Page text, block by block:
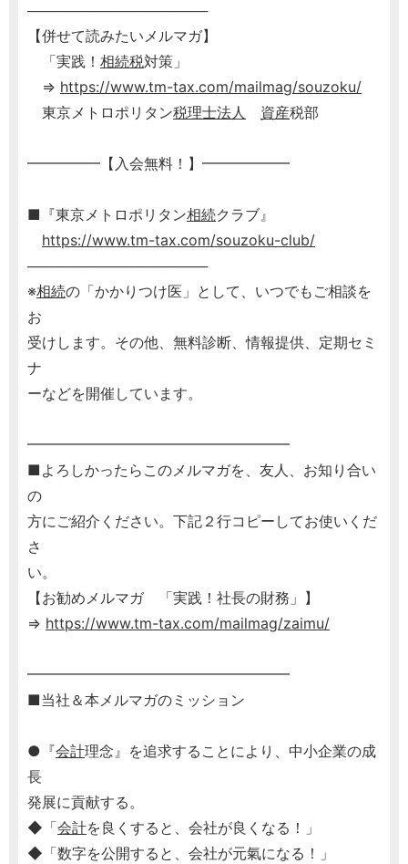
──────────────────
【併せて読みたいメルマガ】
「実践！ 相続税対策」
⇒ https://www.tm-tax.com/mailmag/souzoku/
東京メトロポリタン税理士法人 資産税部
━━━━━【入会無料！】━━━━━━
■『東京メトロポリタン相続クラブ』
https://www.tm-tax.com/souzoku-club/
──────────────────
※相続の「かかりつけ医」として、いつでもご相談を
お
受けします。その他、無料診断、情報提供、定期セミ
ナ
ーなどを開催しています。
━━━━━━━━━━━━━━━━━━
■よろしかったらこのメルマガを、友人、お知り合い
の
方にご紹介ください。下記２行コピーしてお使いくだ
さ
い。
【お勧めメルマガ 「実践！社長の財務」】
⇒ https://www.tm-tax.com/mailmag/zaimu/
━━━━━━━━━━━━━━━━━━
■当社＆本メルマガのミッション
●『会計理念』を追求することにより、中小企業の成
長
発展に貢献する。
◆「会計を良くすると、会社が良くなる！」
◆「数字を公開すると、会社が元氣になる！」